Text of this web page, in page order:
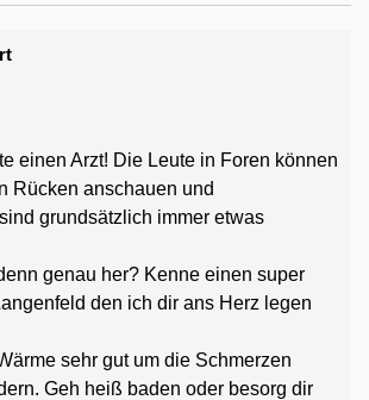
einen Arzt! Die Leute in Foren können
Rücken anschauen und
grundsätzlich immer etwas
genau her? Kenne einen super
den ich dir ans Herz legen
sehr gut um die Schmerzen
Geh heiß baden oder besorg dir